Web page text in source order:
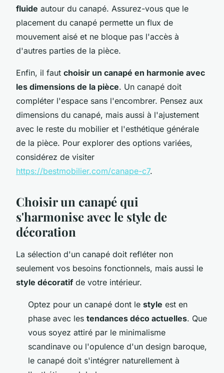
fluide autour du canapé. Assurez-vous que le
placement du canapé permette un flux de
mouvement aisé et ne bloque pas l'accès à
d'autres parties de la pièce.
Enfin, il faut choisir un canapé en harmonie avec
les dimensions de la pièce. Un canapé doit
compléter l'espace sans l'encombrer. Pensez aux
dimensions du canapé, mais aussi à l'ajustement
avec le reste du mobilier et l'esthétique générale
de la pièce. Pour explorer des options variées,
considérez de visiter
https://bestmobilier.com/canape-c7.
Choisir un canapé qui
s'harmonise avec le style de
décoration
La sélection d'un canapé doit refléter non
seulement vos besoins fonctionnels, mais aussi le
style décoratif de votre intérieur.
Optez pour un canapé dont le style est en
phase avec les tendances déco actuelles. Que
vous soyez attiré par le minimalisme
scandinave ou l'opulence d'un design baroque,
le canapé doit s'intégrer naturellement à